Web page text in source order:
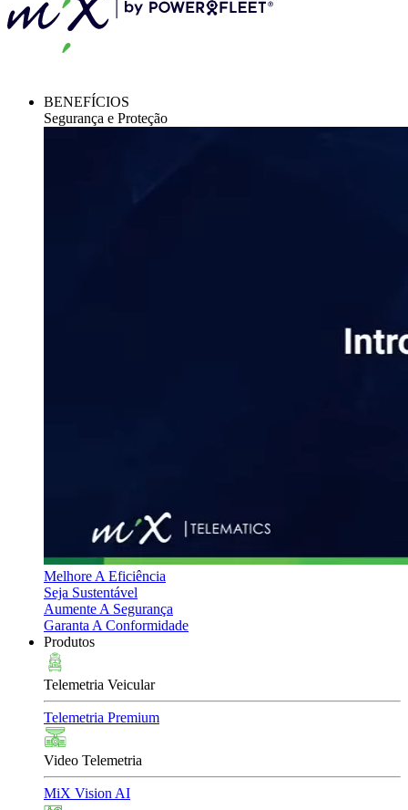
BENEFÍCIOS
Segurança e Proteção
Melhore A Eficiência
Seja Sustentável
Aumente A Segurança
Garanta A Conformidade
Produtos
Telemetria Veicular
Telemetria Premium
Video Telemetria
MiX Vision AI